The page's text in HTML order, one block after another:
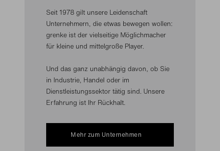
Seit 1978 gilt unsere Leidenschaft
Unternehmern, die etwas bewegen wollen:
grenke ist der vielseitige Möglichmacher
für kleine und mittelgroße Player.
Und das ganz unabhängig davon, ob Sie
in Industrie, Handel oder im
Dienstleistungssektor tätig sind. Unsere
Erfahrung ist Ihr Rückhalt.
Mehr zum Unternehmen